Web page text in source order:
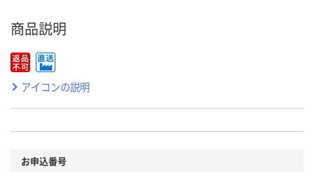
商品説明
アイコンの説明
お申込番号